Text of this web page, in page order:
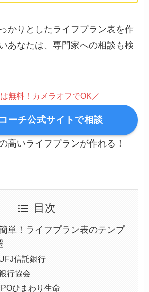
かりとしたライフプラン表を作
あなたは、専門家への相談も検
無料！カメラオフでOK／
ーチ公式サイトで相談
高いライフプランが作れる！
目次
単！ライフプラン表のテンプ
信託銀行
行協会
ひまわり生命